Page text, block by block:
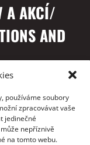
používáme soubory
zpracovávat vaše
jedinečné
nepříznivě
na tomto webu.
A AKCÍ/
AND